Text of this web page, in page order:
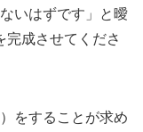
いはずです」と曖
完成させてくださ
をすることが求め